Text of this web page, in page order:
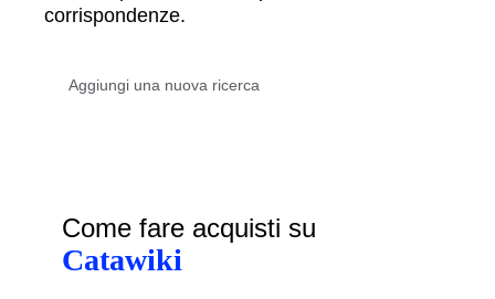
corrispondenze.
Come fare acquisti su
Catawiki